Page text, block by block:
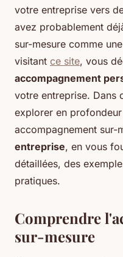
votre entreprise vers
avez probablement
sur-mesure comme
visitant ce site, vous
accompagnement
votre entreprise. Dans
explorer en
accompagnement sur-
entreprise, en vous
détaillées, des
pratiques.
Comprendre
sur-mesure